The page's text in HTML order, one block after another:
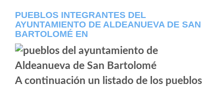
PUEBLOS INTEGRANTES DEL
AYUNTAMIENTO DE ALDEANUEVA DE SAN
BARTOLOMÉ EN
A continuación un listado de los pueblos